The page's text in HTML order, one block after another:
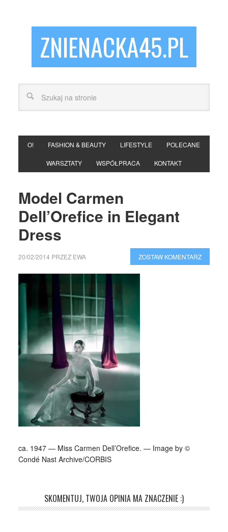
ZNIENACKA45.PL
O! FASHION & BEAUTY LIFESTYLE POLECANE
WARSZTATY WSPÓŁPRACA KONTAKT
Model Carmen
Dell’Orefice in Elegant
Dress
20/02/2014 PRZEZ EWA ZOSTAW KOMENTARZ
ca. 1947 — Miss Carmen Dell’Orefice. — Image by ©
Condé Nast Archive/CORBIS
SKOMENTUJ, TWOJA OPINIA MA ZNACZENIE :)